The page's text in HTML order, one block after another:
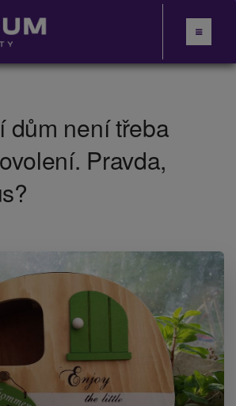
dům není třeba
Pravda,